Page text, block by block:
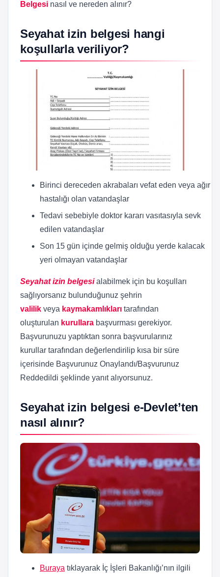
Belgesi nasıl ve nereden alınır?
Seyahat izin belgesi hangi
koşullarla veriliyor?
Birinci dereceden akrabaları vefat eden veya ağır
hastalığı olan vatandaşlar
Tedavi sebebiyle doktor kararı vasıtasıyla sevk
edilen vatandaşlar
Son 15 gün içinde gelmiş olduğu yerde kalacak
yeri olmayan vatandaşlar
Seyahat izin belgesi alabilmek için bu koşulları
sağlıyorsanız bulunduğunuz şehrin
valilik veya kaymakamlıkları tarafından
oluşturulan kurullara başvurması gerekiyor.
Başvurunuzu yaptıktan sonra başvurularınız
kurullar tarafından değerlendirilip kısa bir süre
içerisinde Başvurunuz Onaylandı/Başvurunuz
Reddedildi şeklinde yanıt alıyorsunuz.
Seyahat izin belgesi e-Devlet’ten
nasıl alınır?
Buraya tıklayarak İç İşleri Bakanlığı’nın ilgili